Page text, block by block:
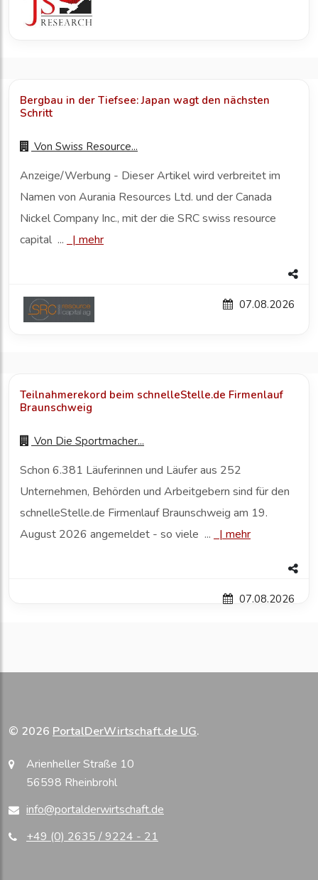
Bergbau in der Tiefsee: Japan wagt den nächsten
Schritt
Von Swiss Resource...
Anzeige/Werbung - Dieser Artikel wird verbreitet im
Namen von Aurania Resources Ltd. und der Canada
Nickel Company Inc., mit der die SRC swiss resource
capital ...
| mehr
07.08.2026
Teilnahmerekord beim schnelleStelle.de Firmenlauf
Braunschweig
Von Die Sportmacher...
Schon 6.381 Läuferinnen und Läufer aus 252
Unternehmen, Behörden und Arbeitgebern sind für den
schnelleStelle.de Firmenlauf Braunschweig am 19.
August 2026 angemeldet - so viele ...
| mehr
07.08.2026
© 2026 PortalDerWirtschaft.de UG.
Arienheller Straße 10
56598 Rheinbrohl
info@portalderwirtschaft.de
+49 (0) 2635 / 9224 - 21